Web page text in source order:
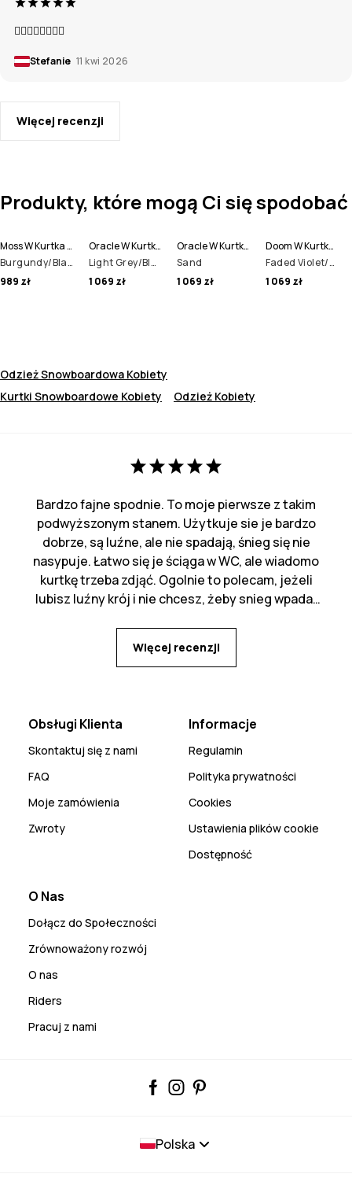
👍🏼👍🏼👍🏼👍🏼
Stefanie 11 kwi 2026
Więcej recenzji
Produkty, które mogą Ci się spodobać
Moss W Kurtka Snowboardowa Kobiety
Burgundy/Black
989 zł
Oracle W Kurtka Snowboardowa Kobiety
Light Grey/Black/Burgundy
1 069 zł
Oracle W Kurtka Snowboardowa Kobiety
Sand
1 069 zł
Doom W Kurtka Snowboardowa Kobiety
Faded Violet/Black/Dark Atlantic
1 069 zł
Odzież Snowboardowa Kobiety
Kurtki Snowboardowe Kobiety
Odzież Kobiety
Bardzo fajne spodnie. To moje pierwsze z takim
podwyższonym stanem. Użytkuje sie je bardzo
dobrze, są luźne, ale nie spadają, śnieg się nie
nasypuje. Łatwo się je ściąga w WC, ale wiadomo
kurtkę trzeba zdjąć. Ogolnie to polecam, jeżeli
lubisz luźny krój i nie chcesz, żeby snieg wpadał
Więcej recenzji
Obsługi Klienta
Skontaktuj się z nami
FAQ
Moje zamówienia
Zwroty
Informacje
Regulamin
Polityka prywatności
Cookies
Ustawienia plików cookie
Dostępność
O Nas
Dołącz do Społeczności
Zrównoważony rozwój
O nas
Riders
Pracuj z nami
Polska